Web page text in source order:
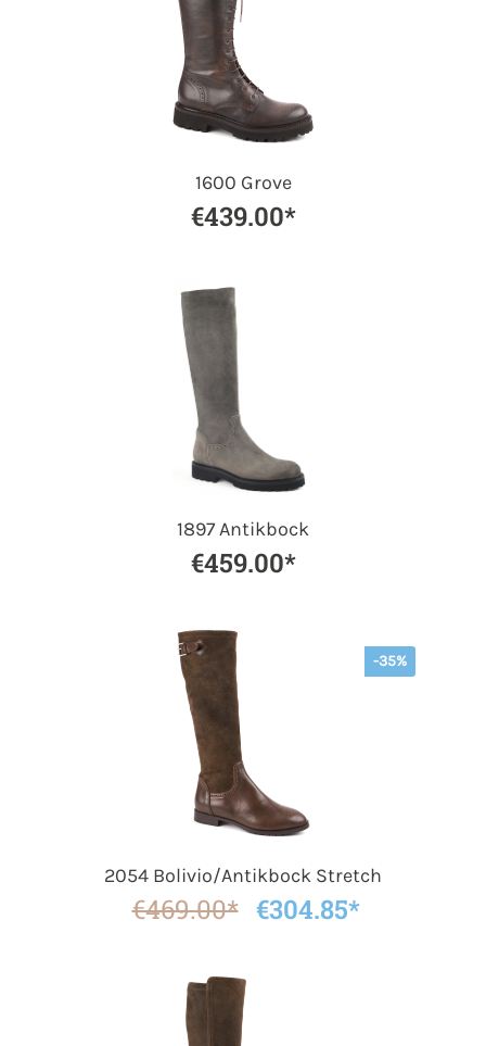
1600 Grove
€439.00*
1897 Antikbock
€459.00*
-35%
2054 Bolivio/Antikbock Stretch
€469.00* €304.85*